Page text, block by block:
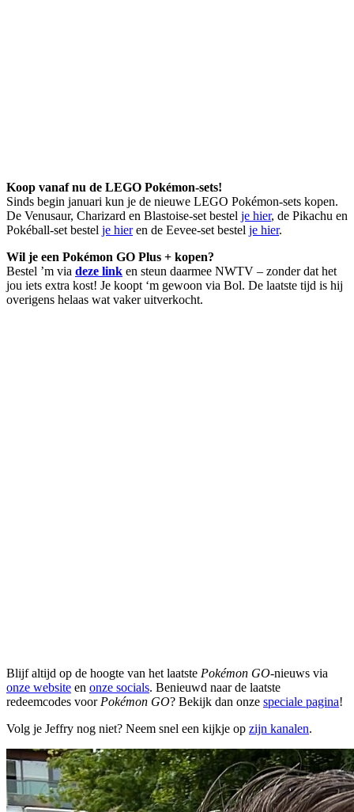
Koop vanaf nu de LEGO Pokémon-sets!
Sinds begin januari kun je de nieuwe LEGO Pokémon-sets kopen.
De Venusaur, Charizard en Blastoise-set bestel je hier, de Pikachu en
Pokéball-set bestel je hieren de Eevee-set bestel je hier.
Wil je een Pokémon GO Plus + kopen?
Bestel ’m via deze link en steun daarmee NWTV – zonder dat het
jou iets extra kost! Je koopt ‘m gewoon via Bol. De laatste tijd is hij
overigens helaas wat vaker uitverkocht.
Blijf altijd op de hoogte van het laatste Pokémon GO-nieuws via
onze website en onze socials. Benieuwd naar de laatste
redeemcodes voor Pokémon GO? Bekijk dan onze speciale pagina!
Volg je Jeffry nog niet? Neem snel een kijkje op zijn kanalen.